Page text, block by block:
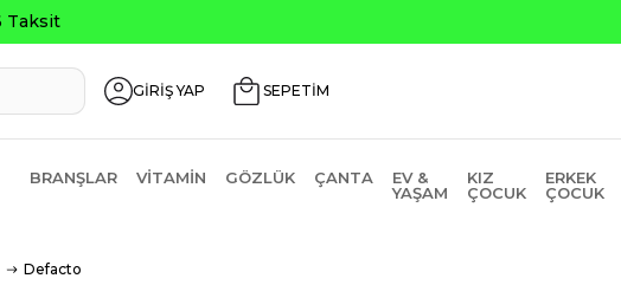
GİRİŞ YAP SEPETİM
BRANŞLAR VITAMIN GÖZLÜK ÇANTA
EV &
YAŞAM
KIZ
ÇOCUK
ERKEK
ÇOCUK
Defacto